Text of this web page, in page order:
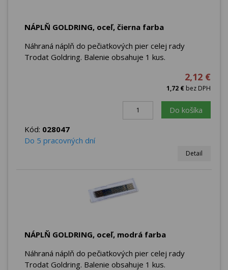
NÁPLŇ GOLDRING, oceľ, čierna farba
Náhraná náplň do pečiatkových pier celej rady
Trodat Goldring. Balenie obsahuje 1 kus.
2,12 €
1,72 € bez DPH
Do košíka
Kód: 028047
Do 5 pracovných dní
Detail
NÁPLŇ GOLDRING, oceľ, modrá farba
Náhraná náplň do pečiatkových pier celej rady
Trodat Goldring. Balenie obsahuje 1 kus.